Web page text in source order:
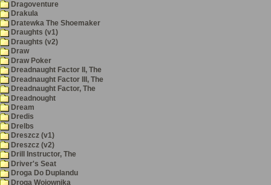
Dragoventure
Drakula
Dratewka The Shoemaker
Draughts (v1)
Draughts (v2)
Draw
Draw Poker
Dreadnaught Factor II, The
Dreadnaught Factor III, The
Dreadnaught Factor, The
Dreadnought
Dream
Dredis
Drelbs
Dreszcz (v1)
Dreszcz (v2)
Drill Instructor, The
Driver's Seat
Droga Do Duplandu
Droga Wojownika